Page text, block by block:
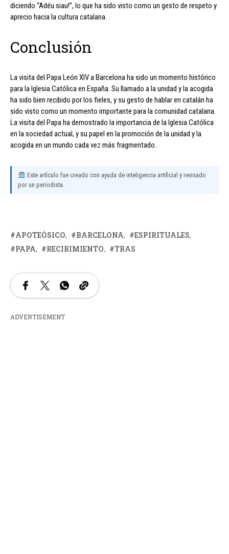
diciendo “Adéu siau!”, lo que ha sido visto como un gesto de respeto y
aprecio hacia la cultura catalana.
Conclusión
La visita del Papa León XIV a Barcelona ha sido un momento histórico
para la Iglesia Católica en España. Su llamado a la unidad y la acogida
ha sido bien recibido por los fieles, y su gesto de hablar en catalán ha
sido visto como un momento importante para la comunidad catalana.
La visita del Papa ha demostrado la importancia de la Iglesia Católica
en la sociedad actual, y su papel en la promoción de la unidad y la
acogida en un mundo cada vez más fragmentado.
Este artículo fue creado con ayuda de inteligencia artificial y revisado
por un periodista.
APOTEÓSICO BARCELONA
ESPIRITUALES
PAPA
RECIBIMIENTO TRAS
ADVERTISEMENT